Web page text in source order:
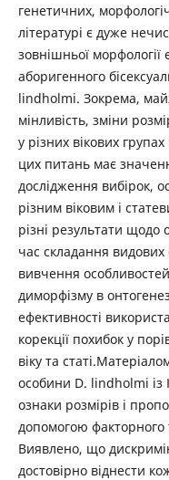
генетичних,
літературі є дуже
зовнішньої морфології
аборигенного
lindholmi. Зокрема,
мінливість, зміни
у різних вікових
цих питань має
дослідження вибірок,
різним віковим і
різні результати щодо
час складання
вивчення
диморфізму в
ефективності
корекції похибок у
віку та
особини D. lindholmi із
ознаки розмірів і
допомогою факторного
Виявлено, що
достовірно віднести